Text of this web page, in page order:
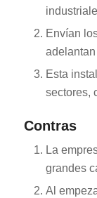
Envían
Esta
sectores,
Contras
La
grandes
Al